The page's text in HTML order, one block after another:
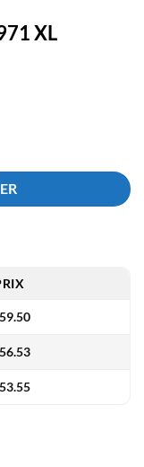
XL
Magenta HC
59.50
56.53
53.55